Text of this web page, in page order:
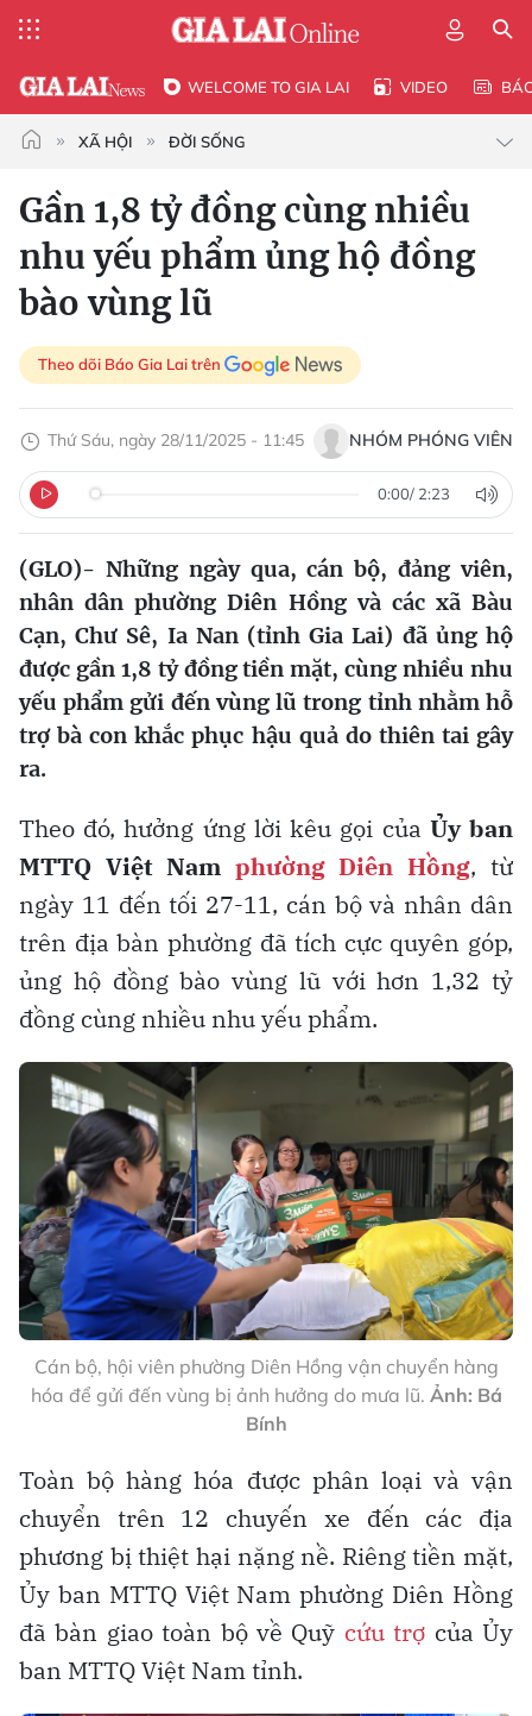
WELCOME TO GIA LAI VIDEO
XÃ HỘI ĐỜI SỐNG
Gần 1,8 tỷ đồng cùng nhiều
nhu yếu phẩm ủng hộ đồng
bào vùng lũ
Theo dõi Báo Gia Lai trên
Thứ Sáu, ngày 28/11/2025 - 11:45 NHÓM PHÓNG VIÊN
0:00/ 2:23
(GLO)- Những ngày qua, cán bộ, đảng viên,
nhân dân phường Diên Hồng và các xã Bàu
Cạn, Chư Sê, Ia Nan (tỉnh Gia Lai) đã ủng hộ
được gần 1,8 tỷ đồng tiền mặt, cùng nhiều nhu
yếu phẩm gửi đến vùng lũ trong tỉnh nhằm hỗ
trợ bà con khắc phục hậu quả do thiên tai gây
ra.
Theo đó, hưởng ứng lời kêu gọi của Ủy ban
MTTQ Việt Nam phường Diên Hồng, từ
ngày 11 đến tối 27-11, cán bộ và nhân dân
trên địa bàn phường đã tích cực quyên góp,
ủng hộ đồng bào vùng lũ với hơn 1,32 tỷ
đồng cùng nhiều nhu yếu phẩm.
Cán bộ, hội viên phường Diên Hồng vận chuyển hàng
hóa để gửi đến vùng bị ảnh hưởng do mưa lũ. Ảnh: Bá
Bính
Toàn bộ hàng hóa được phân loại và vận
chuyển trên 12 chuyến xe đến các địa
phương bị thiệt hại nặng nề. Riêng tiền mặt,
Ủy ban MTTQ Việt Nam phường Diên Hồng
đã bàn giao toàn bộ về Quỹ cứu trợ của Ủy
ban MTTQ Việt Nam tỉnh.